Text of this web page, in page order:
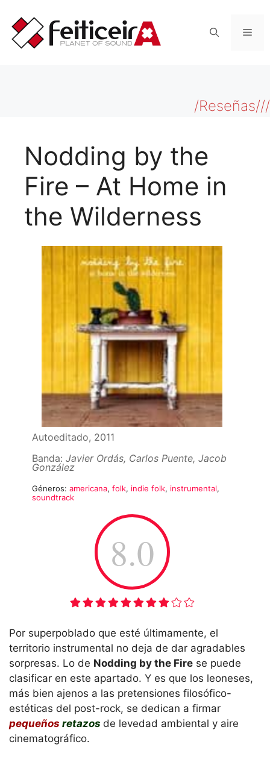
contenido
/Reseñas///
Nodding by the
Fire – At Home in
the Wilderness
Autoeditado, 2011
Banda: Javier Ordás, Carlos Puente, Jacob
González
Géneros: americana, folk, indie folk, instrumental,
soundtrack
8.0
Por superpoblado que esté últimamente, el
territorio instrumental no deja de dar agradables
sorpresas. Lo de Nodding by the Fire se puede
clasificar en este apartado. Y es que los leoneses,
más bien ajenos a las pretensiones filosófico-
estéticas del post-rock, se dedican a firmar
pequeños retazos de levedad ambiental y aire
cinematográfico.